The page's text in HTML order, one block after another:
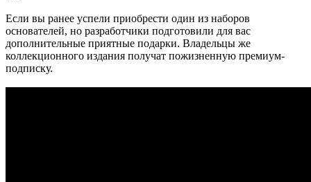
Если вы ранее успели приобрести один из наборов
основателей, но разработчики подготовили для вас
дополнительные приятные подарки. Владельцы же
коллекционного издания получат пожизненную премиум-
подписку.